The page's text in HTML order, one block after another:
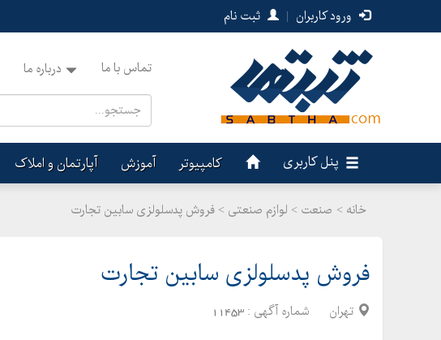
ورود کاربران | ثبت نام
تماس با ما درباره ما
پنل کاربری کامپیوتر آموزش آپارتمان و املاک
خانه > صنعت > لوازم صنعتی > فروش پدسلولزی سابین تجارت
فروش پدسلولزی سابین تجارت
تهران شماره آگهی : 11453